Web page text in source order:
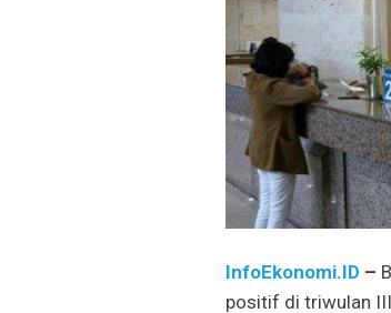
InfoEkonomi.ID –
positif di triwulan